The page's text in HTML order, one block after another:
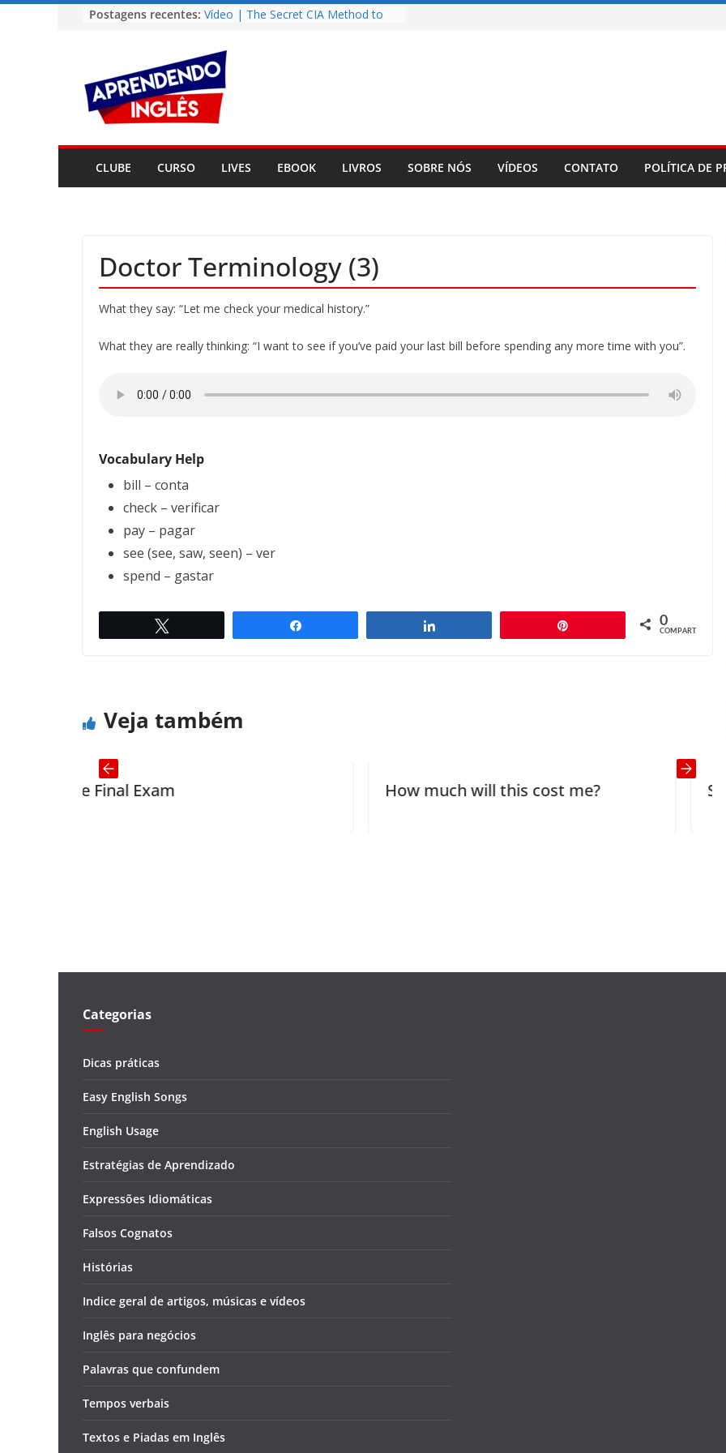
conteúdo
Postagens recentes: Vídeo | The Secret CIA Method to
Vídeo | How I m using NotebookLM
to power up my language learning
Vídeo | Do imaginary friends make
you smarter?
Story | Brasília: The City That Rose
from the Wilderness
Easy English Song | Somewhere
Over the Rainbow (Israel
Kamakawiwo’ole)
CLUBE CURSO LIVES EBOOK LIVROS SOBRE NÓS VÍDEOS CONTATO POLÍTICA DE
Doctor Terminology (3)
What they say: “Let me check your medical history.”
What they are really thinking: “I want to see if you’ve paid your last bill before spending any more time with you”.
Vocabulary Help
bill – conta
check – verificar
pay – pagar
see (see, saw, seen) – ver
spend – gastar
0
COMPART.
Veja também
Final Exam How much will this cost me? Sven and Ole
Categorias
Dicas práticas
Easy English Songs
English Usage
Estratégias de Aprendizado
Expressões Idiomáticas
Falsos Cognatos
Histórias
Indice geral de artigos, músicas e vídeos
Inglês para negócios
Palavras que confundem
Tempos verbais
Textos e Piadas em Inglês